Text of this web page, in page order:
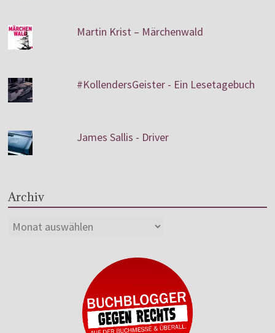
Martin Krist – Märchenwald
#KollendersGeister - Ein Lesetagebuch
James Sallis - Driver
Archiv